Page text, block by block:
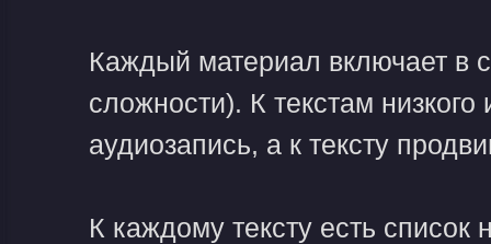
Каждый материал включает в
сложности). К текстам
аудиозапись, а к тексту
К каждому тексту есть